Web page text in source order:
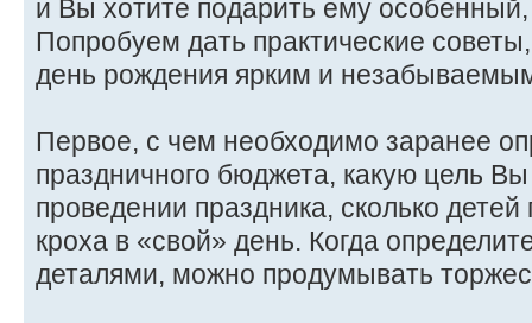
и Вы хотите подарить ему
Попробуем дать практические
день рождения ярким и
Первое, с чем необходимо заранее
праздничного бюджета, какую цель
проведении праздника, сколько
кроха в «свой» день. Когда
деталями, можно продумывать